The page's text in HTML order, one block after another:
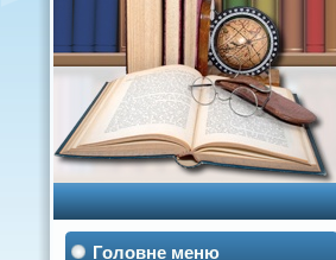
Головне меню